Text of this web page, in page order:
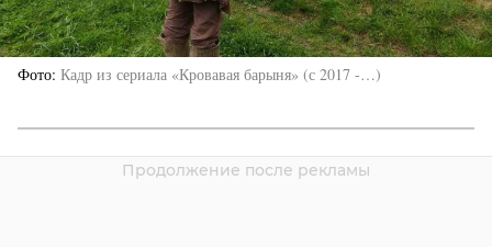
Фото Кадр из сериала «Кровавая барыня» (с 2017 -…)